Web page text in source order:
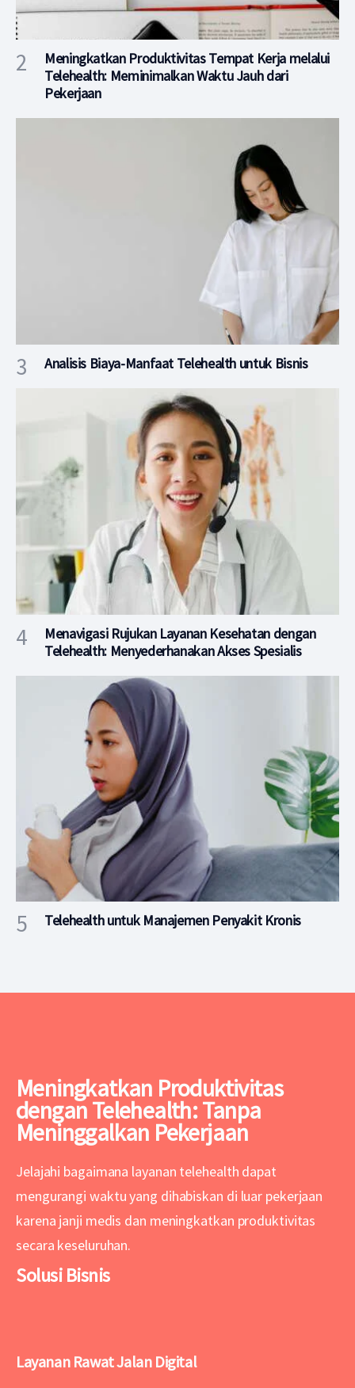
Meningkatkan Produktivitas Tempat Kerja melalui
Telehealth: Meminimalkan Waktu Jauh dari
Pekerjaan
Analisis Biaya-Manfaat Telehealth untuk Bisnis
Menavigasi Rujukan Layanan Kesehatan dengan
Telehealth: Menyederhanakan Akses Spesialis
Telehealth untuk Manajemen Penyakit Kronis
Meningkatkan Produktivitas
dengan Telehealth: Tanpa
Meninggalkan Pekerjaan
Jelajahi bagaimana layanan telehealth dapat
mengurangi waktu yang dihabiskan di luar pekerjaan
karena janji medis dan meningkatkan produktivitas
secara keseluruhan.
Solusi Bisnis
Layanan Rawat Jalan Digital